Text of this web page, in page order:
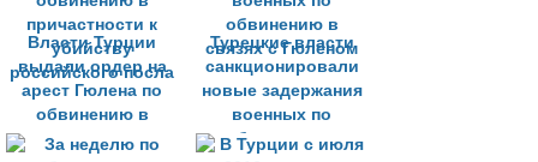
Власти Турции
выдали ордер на
арест Гюлена по
обвинению в
причастности к
Турецкие власти
санкционировали
новые задержания
военных по
обвинению в